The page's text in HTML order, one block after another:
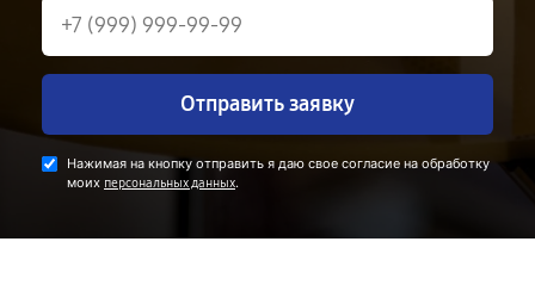
Отправить заявку
Нажимая на кнопку отправить я даю свое согласие на обработку
моих персональных данных.